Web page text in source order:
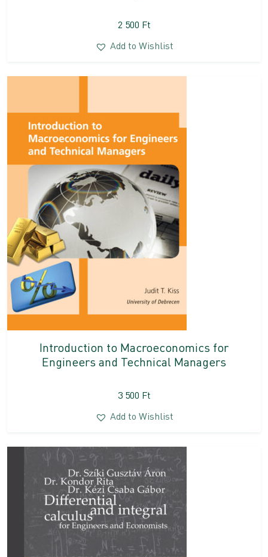
2 500 Ft
Add to Wishlist
Introduction to Macroeconomics for
Engineers and Technical Managers
3 500 Ft
Add to Wishlist